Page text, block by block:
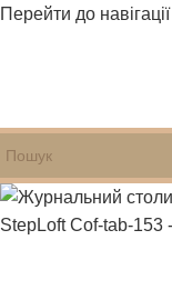
Перейти до навігації